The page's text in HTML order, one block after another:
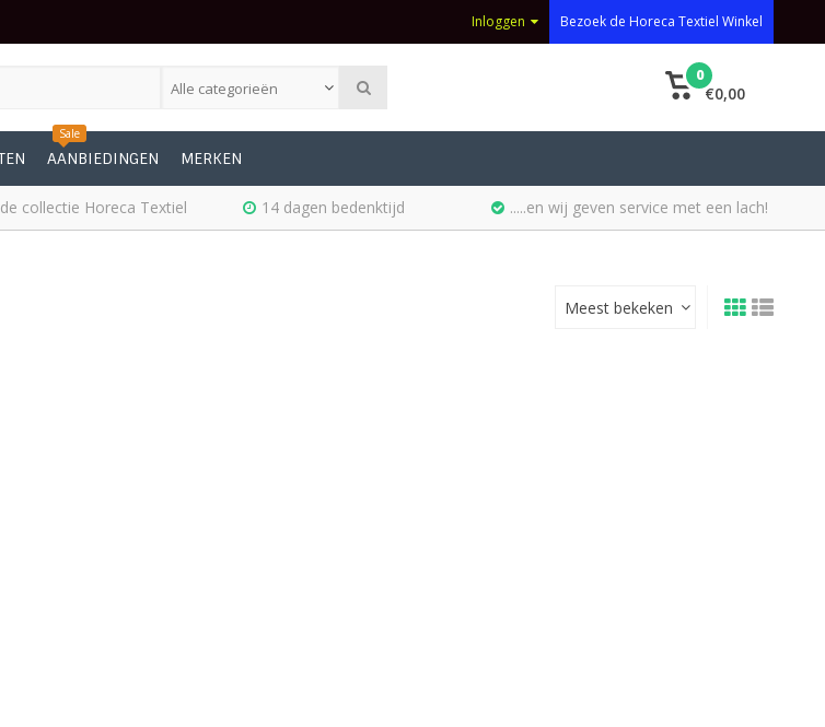
Inloggen Bezoek de Horeca Textiel Winkel
Alle categorieën
0
€0,00
Sale
AANBIEDINGEN MERKEN
collectie Horeca Textiel 14 dagen bedenktijd .....en wij geven service met een lach!
Meest bekeken